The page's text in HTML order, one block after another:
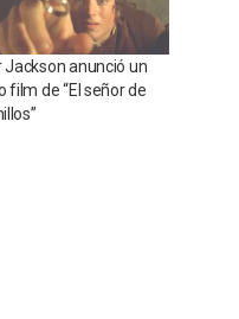
Jackson anunció un
film de “El señor de